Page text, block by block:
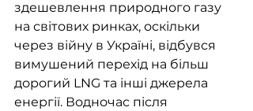
здешевлення природного газу
на світових ринках, оскільки
через війну в Україні, відбувся
вимушений перехід на більш
дорогий LNG та інші джерела
енергії. Водночас після